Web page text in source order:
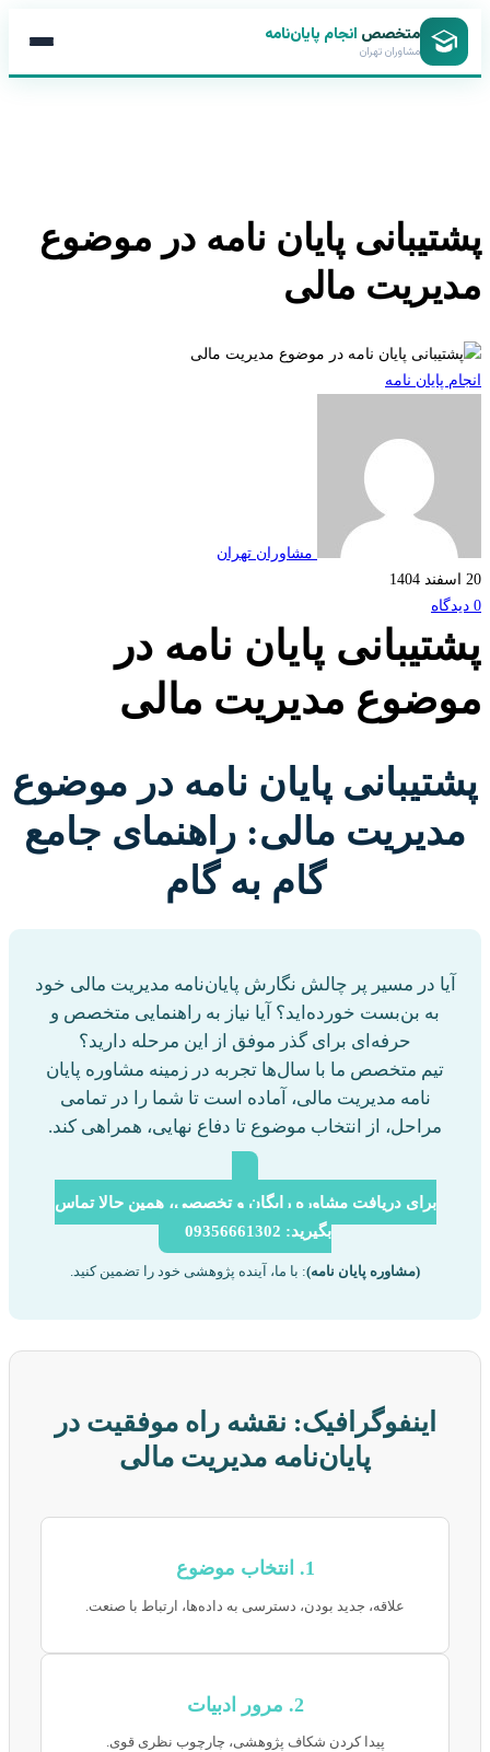
متخصصانجام پایان‌نامه
مشاوران تهران
پایان نامه در موضوع
مالی
پایان نامه
مشاوران تهران
پایان نامه در
مدیریت مالی
پایان نامه در موضوع
مالی: راهنمای جامع
گام به گام
آیا در مسیر پر چالش نگارش پایان‌نامه مدیریت مالی خود
به بن‌بست خورده‌اید؟ آیا نیاز به راهنمایی متخصص و
حرفه‌ای برای گذر موفق از این مرحله دارید؟
تیم متخصص ما با سال‌ها تجربه در زمینه مشاوره پایان
نامه مدیریت مالی، آماده است تا شما را در تمامی
مراحل، از انتخاب موضوع تا دفاع نهایی، همراهی کند.
برای دریافت مشاوره رایگان و تخصصی، همین حالا تماس
بگیرید: 09356661302
(مشاوره پایان نامه): با ما، آینده پژوهشی خود را تضمین کنید.
اینفوگرافیک: نقشه راه موفقیت در
پایان‌نامه مدیریت مالی
علاقه، جدید بودن، دسترسی به داده‌ها، ارتباط با صنعت.
پیدا کردن شکاف پژوهشی، چارچوب نظری قوی.